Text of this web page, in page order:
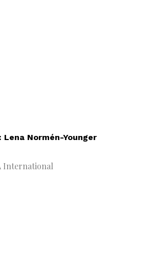
Lena Normén-Younger
International